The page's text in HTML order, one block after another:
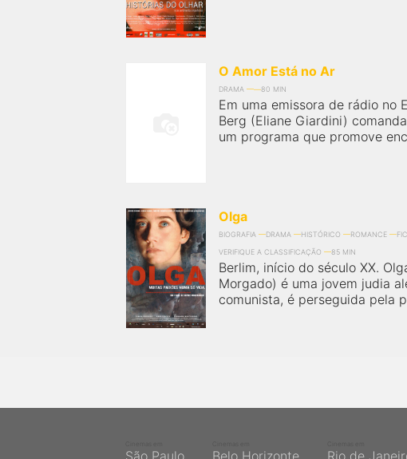
O Amor Está no Ar
DRAMA 80 MIN
Em uma emissora de rádio no
Berg (Eliane Giardini)
um programa que promove
Olga
BIOGRAFIA DRAMA HISTÓRICO ROMANCE
VERIFIQUE A CLASSIFICAÇÃO
85 MIN
Berlim, início do século XX.
Morgado) é uma jovem judia
comunista, é perseguida pela
São Paulo Belo Horizonte Rio de